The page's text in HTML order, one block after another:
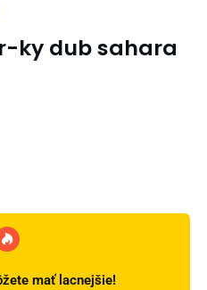
ky dub sahara
mať lacnejšie!